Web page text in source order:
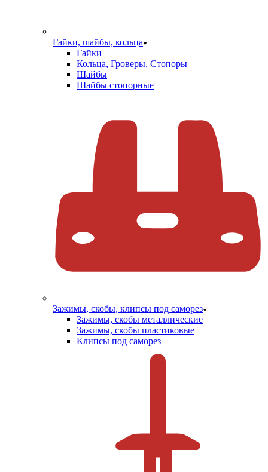
Гайки, шайбы, кольца
Гайки
Кольца, Гроверы, Стопоры
Шайбы
Шайбы стопорные
Зажимы, скобы, клипсы под саморез
Зажимы, скобы металлические
Зажимы, скобы пластиковые
Клипсы под саморез